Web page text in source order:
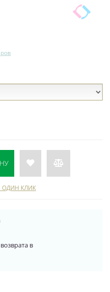
ОДИН КЛИК
в